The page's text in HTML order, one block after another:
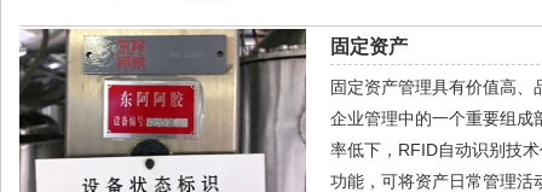
固定资产
固定资产管理具有价值高
企业管理中的一个重要组成
率低下，RFID自动识别技
功能，可将资产日常管理活